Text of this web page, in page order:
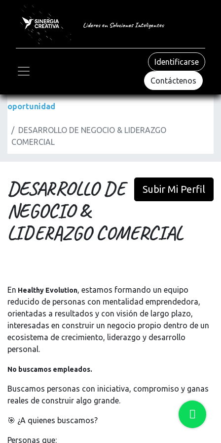
Lideres en Soluciones Inteligentes
Identificarse
Contáctenos
oportunidad
DESARROLLO DE NEGOCIO & LIDERAZGO
COMERCIAL
Subir Mi Perfil
DESARROLLO DE
NEGOCIO &
LIDERAZGO COMERCIAL
En Healthy Evolution, estamos formando un equipo
reducido de personas con mentalidad emprendedora,
orientadas a resultados y con visión de largo plazo,
interesadas en construir un negocio propio dentro de un
ecosistema de crecimiento, liderazgo y desarrollo
personal.
No buscamos empleados.
Buscamos personas con iniciativa, compromiso y ganas
reales de construir algo grande.
🎯 ¿A quienes buscamos?
Personas que: